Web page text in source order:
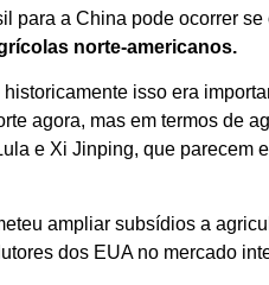
para a China pode ocorrer
norte-americanos.
isso era
agora, mas em termos de
e Xi Jinping, que parecem
ampliar subsídios a
dos EUA no mercado